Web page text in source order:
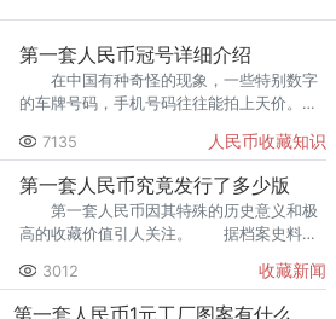
第一套人民币冠号详细介绍
在中国有种奇怪的现象，一些特别数字
的车牌号码，手机号码往往能拍上天价。而
界中，一些豹子号，稀有冠号往往收藏价格
要更高。那么，
7135 人民币收藏知识
第一套人民币究竟发行了多少版
第一套人民币因其特殊的历史意义和极
高的收藏价值引人关注。 据档案史料，
别。3012 收藏新闻
第一套人民币1元工厂图案有什么特点